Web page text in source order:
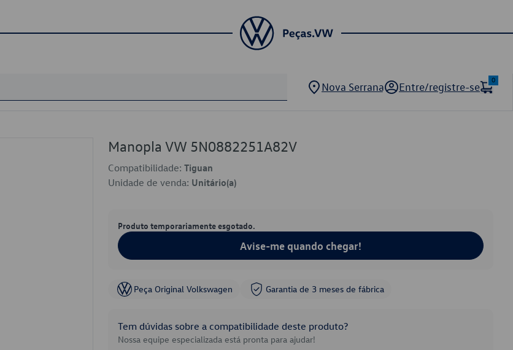
Nova Serrana Entre/registre-se
0
Manopla VW 5N0882251A82V
Compatibilidade: Tiguan
Unidade de venda: Unitário(a)
Produto temporariamente esgotado.
Avise-me quando chegar!
Peça Original Volkswagen Garantia de 3 meses de fábrica
Tem dúvidas sobre a compatibilidade deste produto?
Nossa equipe especializada está pronta para ajudar!